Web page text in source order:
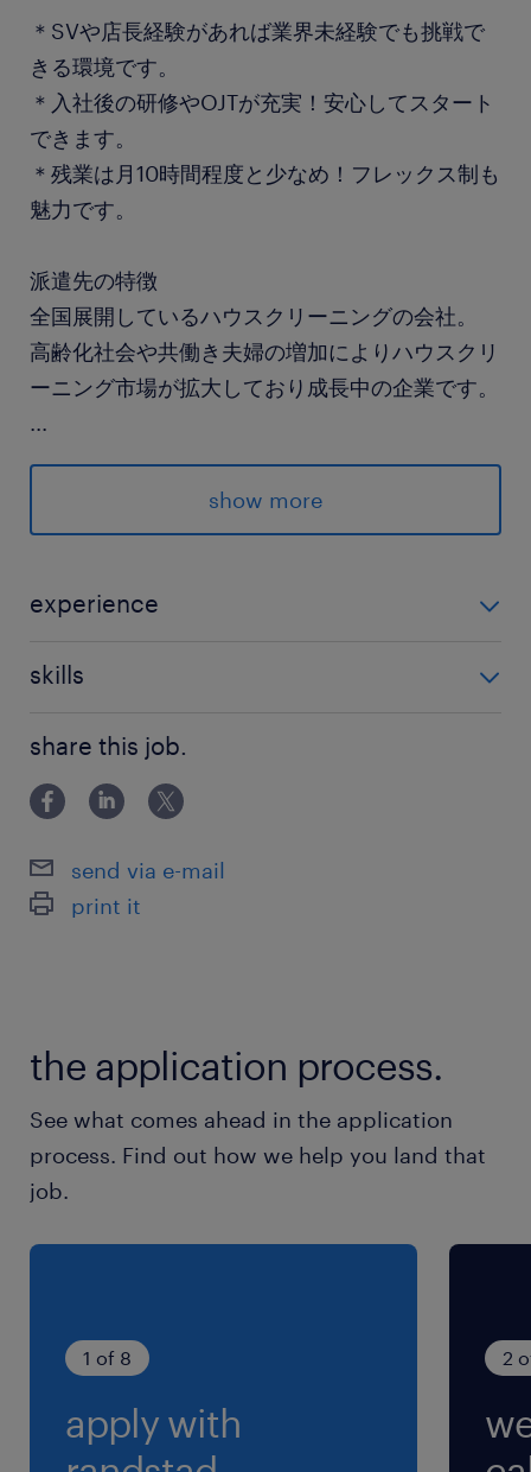
＊SVや店長経験があれば業界未経験でも挑戦で
きる環境です。
＊入社後の研修やOJTが充実！安心してスタート
できます。
＊残業は月10時間程度と少なめ！フレックス制も
魅力です。
派遣先の特徴
全国展開しているハウスクリーニングの会社。
高齢化社会や共働き夫婦の増加によりハウスクリ
ーニング市場が拡大しており成長中の企業です。
...
京急本線、横須賀線、京浜東北線、山手線、東海
京急本線／北品川駅（徒歩10分）
休日休暇
完全週休2日制（土日祝）、有給休暇（入社月5
日、半年後10日付与）、年間休日120日以上
9:00-18:00（実働8時間00分・休憩60分）
※フレックス制(コアタイム有：11:00～15:00)(標
月間10時間程度
交通費
交通費あり
show more
experience
舗運営・エリアマネージメントの経験 ・エリアマネー
験がある方
skills
マニュアルを見ながら操作可能等、就業後覚えていた
だければ問題ないです。
share this job.
send via e-mail
print it
the application process.
See what comes ahead in the application
process. Find out how we help you land that
job.
1 of 8
apply with
2